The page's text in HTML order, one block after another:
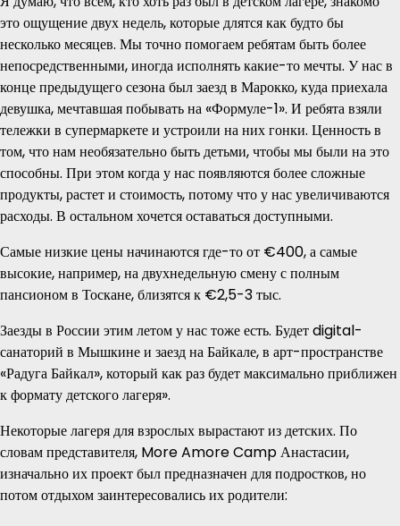
это ощущение двух недель, которые длятся как будто бы
несколько месяцев. Мы точно помогаем ребятам быть более
непосредственными, иногда исполнять какие-то мечты. У нас в
конце предыдущего сезона был заезд в Марокко, куда приехала
девушка, мечтавшая побывать на «Формуле-1». И ребята взяли
тележки в супермаркете и устроили на них гонки. Ценность в
том, что нам необязательно быть детьми, чтобы мы были на это
способны. При этом когда у нас появляются более сложные
продукты, растет и стоимость, потому что у нас увеличиваются
расходы. В остальном хочется оставаться доступными.
Самые низкие цены начинаются где-то от €400, а самые
высокие, например, на двухнедельную смену с полным
пансионом в Тоскане, близятся к €2,5-3 тыс.
Заезды в России этим летом у нас тоже есть. Будет digital-
санаторий в Мышкине и заезд на Байкале, в арт-пространстве
«Радуга Байкал», который как раз будет максимально приближен
к формату детского лагеря».
Некоторые лагеря для взрослых вырастают из детских. По
словам представителя, More Amore Camp Анастасии,
изначально их проект был предназначен для подростков, но
потом отдыхом заинтересовались их родители: